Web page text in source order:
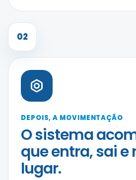
02
DEPOIS, A MOVIMENTAÇÃO
O sistema
que entra, sai e
lugar.